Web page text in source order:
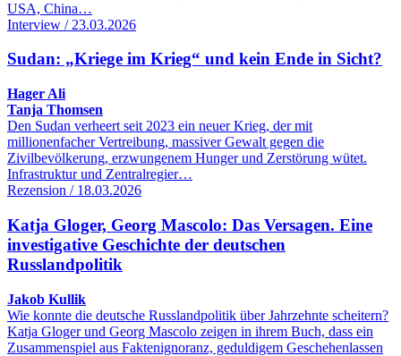
USA, China…
Interview / 23.03.2026
Sudan: „Kriege im Krieg“ und kein Ende in Sicht?
Hager Ali
Tanja Thomsen
Den Sudan verheert seit 2023 ein neuer Krieg, der mit
millionenfacher Vertreibung, massiver Gewalt gegen die
Zivilbevölkerung, erzwungenem Hunger und Zerstörung wütet.
Infrastruktur und Zentralregier…
Rezension / 18.03.2026
Katja Gloger, Georg Mascolo: Das Versagen. Eine
investigative Geschichte der deutschen
Russlandpolitik
Jakob Kullik
Wie konnte die deutsche Russlandpolitik über Jahrzehnte scheitern?
Katja Gloger und Georg Mascolo zeigen in ihrem Buch, dass ein
Zusammenspiel aus Faktenignoranz, geduldigem Geschehenlassen